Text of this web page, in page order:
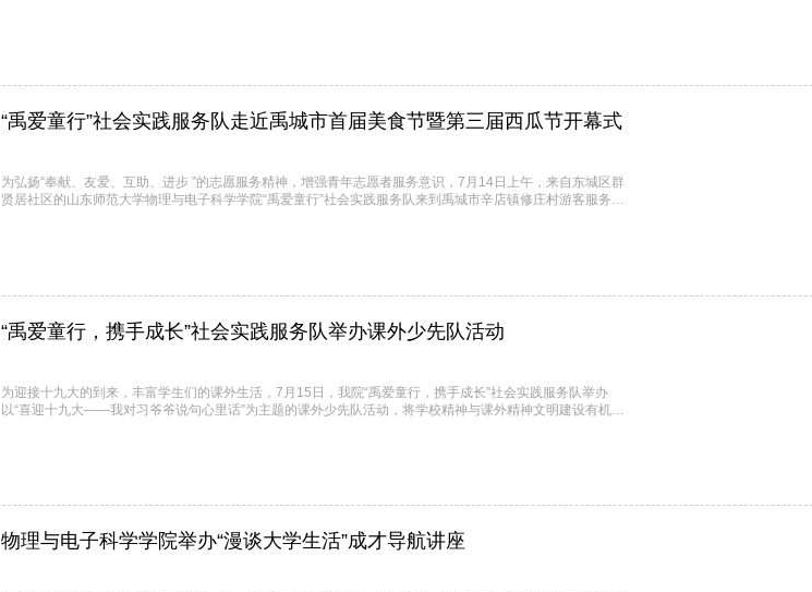
“禹爱童行”社会实践服务队走近禹城市首届美食节暨第三届西瓜节开幕式
为弘扬“奉献、友爱、互助、进步 ”的志愿服务精神，增强青年志愿者服务意识，7月14日上午，来自东城区群
贤居社区的山东师范大学物理与电子科学学院“禹爱童行”社会实践服务队来到禹城市辛店镇修庄村游客服务中
“禹爱童行，携手成长”社会实践服务队举办课外少先队活动
为迎接十九大的到来，丰富学生们的课外生活，7月15日，我院“禹爱童行，携手成长”社会实践服务队举办
以“喜迎十九大——我对习爷爷说句心里话”为主题的课外少先队活动，将学校精神与课外精神文明建设有机结
物理与电子科学学院举办“漫谈大学生活”成才导航讲座